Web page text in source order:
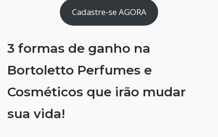
Cadastre-se AGORA
3 formas de ganho na
Bortoletto Perfumes e
Cosméticos que irão mudar
sua vida!